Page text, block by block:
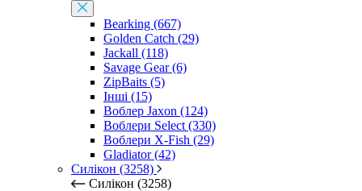
Bearking (667)
Golden Catch (29)
Jackall (118)
Savage Gear (6)
ZipBaits (5)
Інші (15)
Воблер Jaxon (124)
Воблери Select (330)
Воблери X-Fish (29)
Gladiator (42)
Силікон (3258)
Силікон (3258)